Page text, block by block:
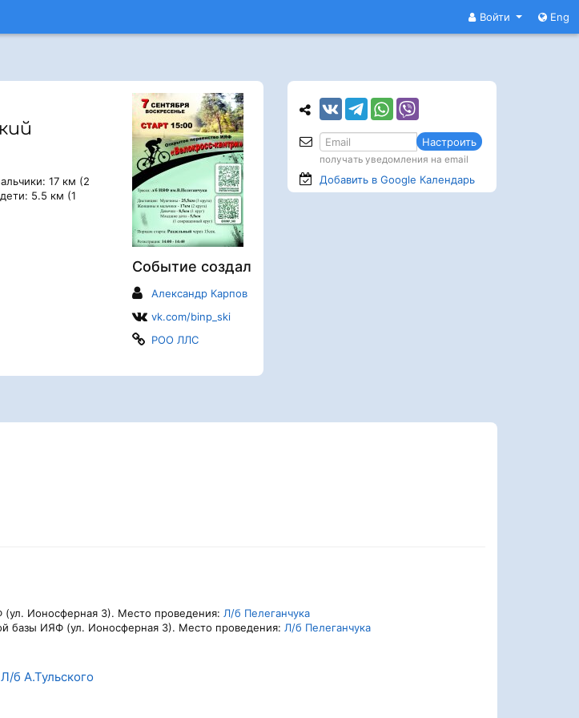
Войти Eng
Событие создал
Александр Карпов
vk.com/binp_ski
РОО ЛЛС
17 км (2
5.5 км (1
Ионосферная 3). Место проведения: Л/б Пелеганчука
базы ИЯФ (ул. Ионосферная 3). Место проведения: Л/б Пелеганчука
Л/б А.Тульского
Настроить
получать уведомления на email
Добавить в Google Календарь